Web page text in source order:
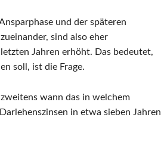
und der späteren
sind also eher
Jahren erhöht. Das bedeutet,
soll, ist die Frage.
wann das in welchem
in etwa sieben Jahren